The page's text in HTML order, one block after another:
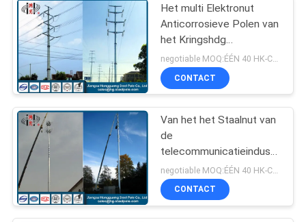
De Structuren van
het
hulpkantoorstaal
70
Het multi Elektronut
Anticorrosieve Polen van
het Kringshdg
Veelhoekige Staal
CONTACT
Van het het Staalnut van
de
telecommunicatieindustrie
de Hoge Mast Polen met
Binnenflens 25m
CONTACT